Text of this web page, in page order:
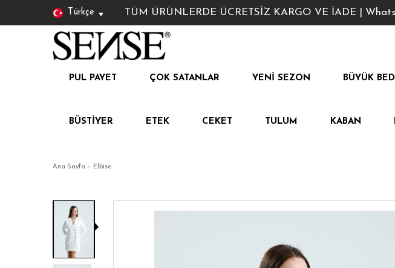
Türkçe TÜM ÜRÜNLERDE ÜCRETSİZ KARGO VE İADE |
PUL PAYET ÇOK SATANLAR YENI SEZON BÜYÜK
BÜSTIYER ETEK CEKET TULUM KABAN
Ana Sayfa » Elbise